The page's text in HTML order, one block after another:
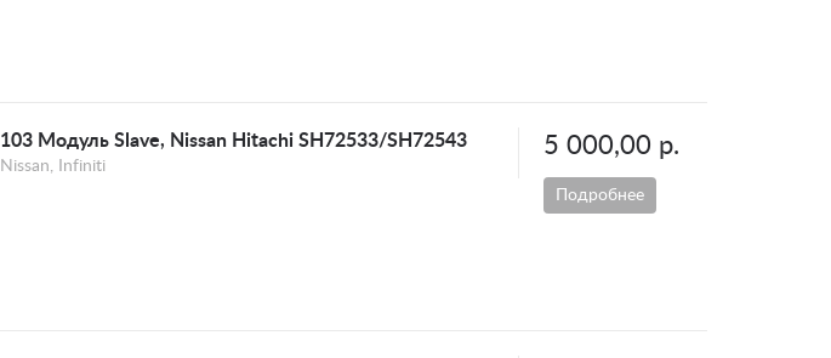
103 Модуль Slave, Nissan Hitachi SH72533/SH72543
Nissan, Infiniti
5 000,00 р.
Подробнее